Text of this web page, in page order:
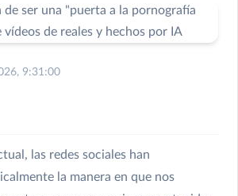
9:31:00
las redes sociales han
la manera en que nos